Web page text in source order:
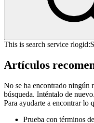
This is search service rlogid:
Artículos
No se ha encontrado ningún
búsqueda. Inténtalo de nuevo.
Para ayudarte a encontrar lo
Prueba con términos